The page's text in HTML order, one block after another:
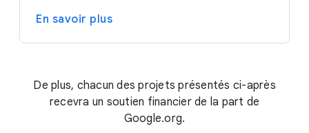
En savoir plus
De plus, chacun des projets présentés ci-après
recevra un soutien financier de la part de
Google.org.